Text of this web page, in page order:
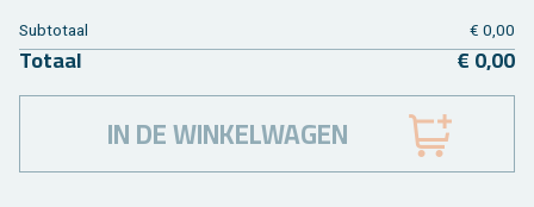
Sub­to­taal € 0,00
To­taal € 0,00
IN DE WINKELWAGEN